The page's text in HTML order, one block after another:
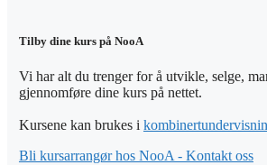
Tilby dine kurs på NooA
Vi har alt du trenger for å utvikle, selge,
gjennomføre dine kurs på nettet.
Kursene kan brukes i
Bli kursarrangør hos NooA - Kontakt oss